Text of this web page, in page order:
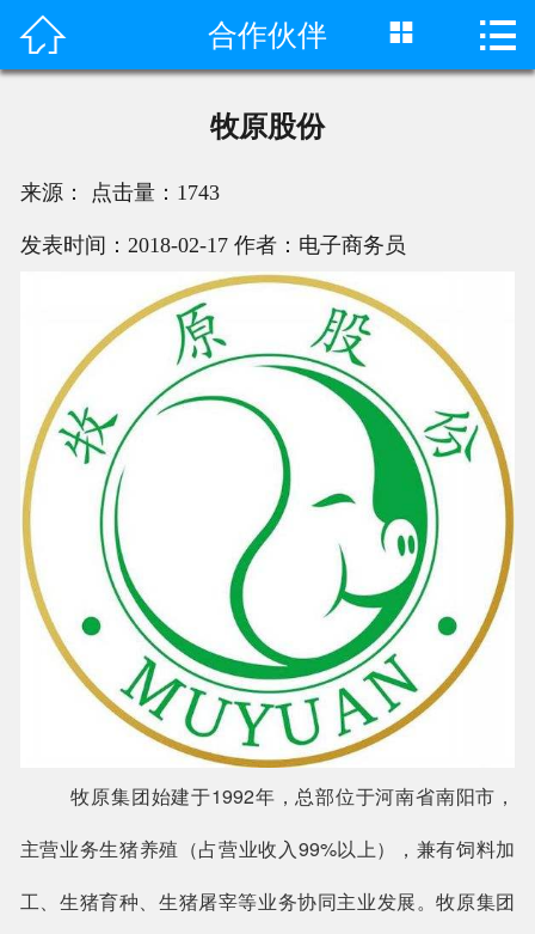
 首页
新闻动态
工程视频
关于我们
联系我们
 合作伙伴  
牧原股份
来源： 点击量： 1743
发表时间：2018-02-17 作者：电子商务员
牧原集团始建于1992年，总部位于河南省南阳市，
主营业务生猪养殖（占营业收入99%以上），兼有饲料加
工、生猪育种、生猪屠宰等业务协同主业发展。牧原集团